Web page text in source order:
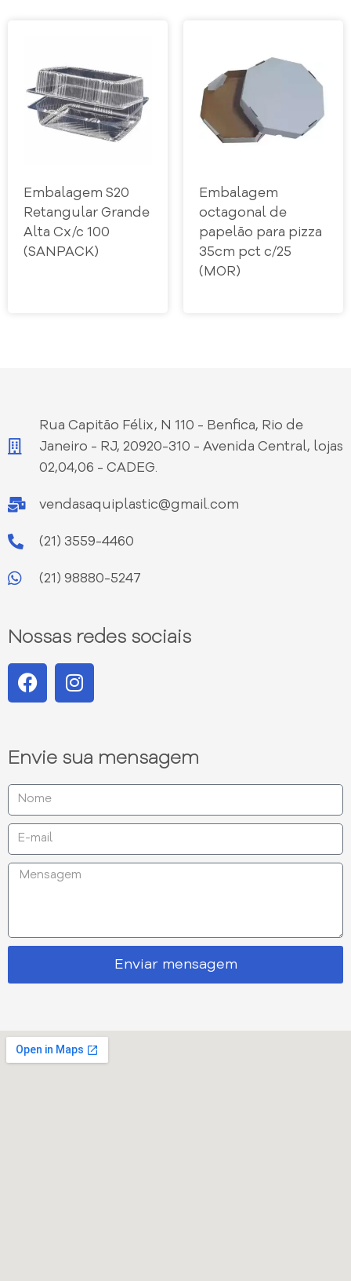
Embalagem S20
Retangular Grande
Alta Cx/c 100
(SANPACK)
Embalagem
octagonal de
papelão para pizza
35cm pct c/25
(MOR)
Rua Capitão Félix, N 110 - Benfica, Rio de
Janeiro - RJ, 20920-310 - Avenida Central, lojas
02,04,06 - CADEG.
vendasaquiplastic@gmail.com
(21) 3559-4460
(21) 98880-5247
Nossas redes sociais
Envie sua mensagem
Enviar mensagem